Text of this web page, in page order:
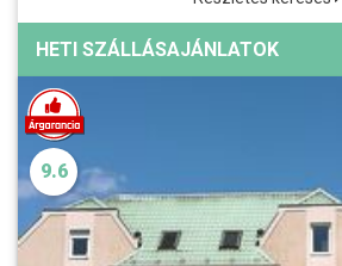
HETI SZÁLLÁSAJÁNLATOK
9.6